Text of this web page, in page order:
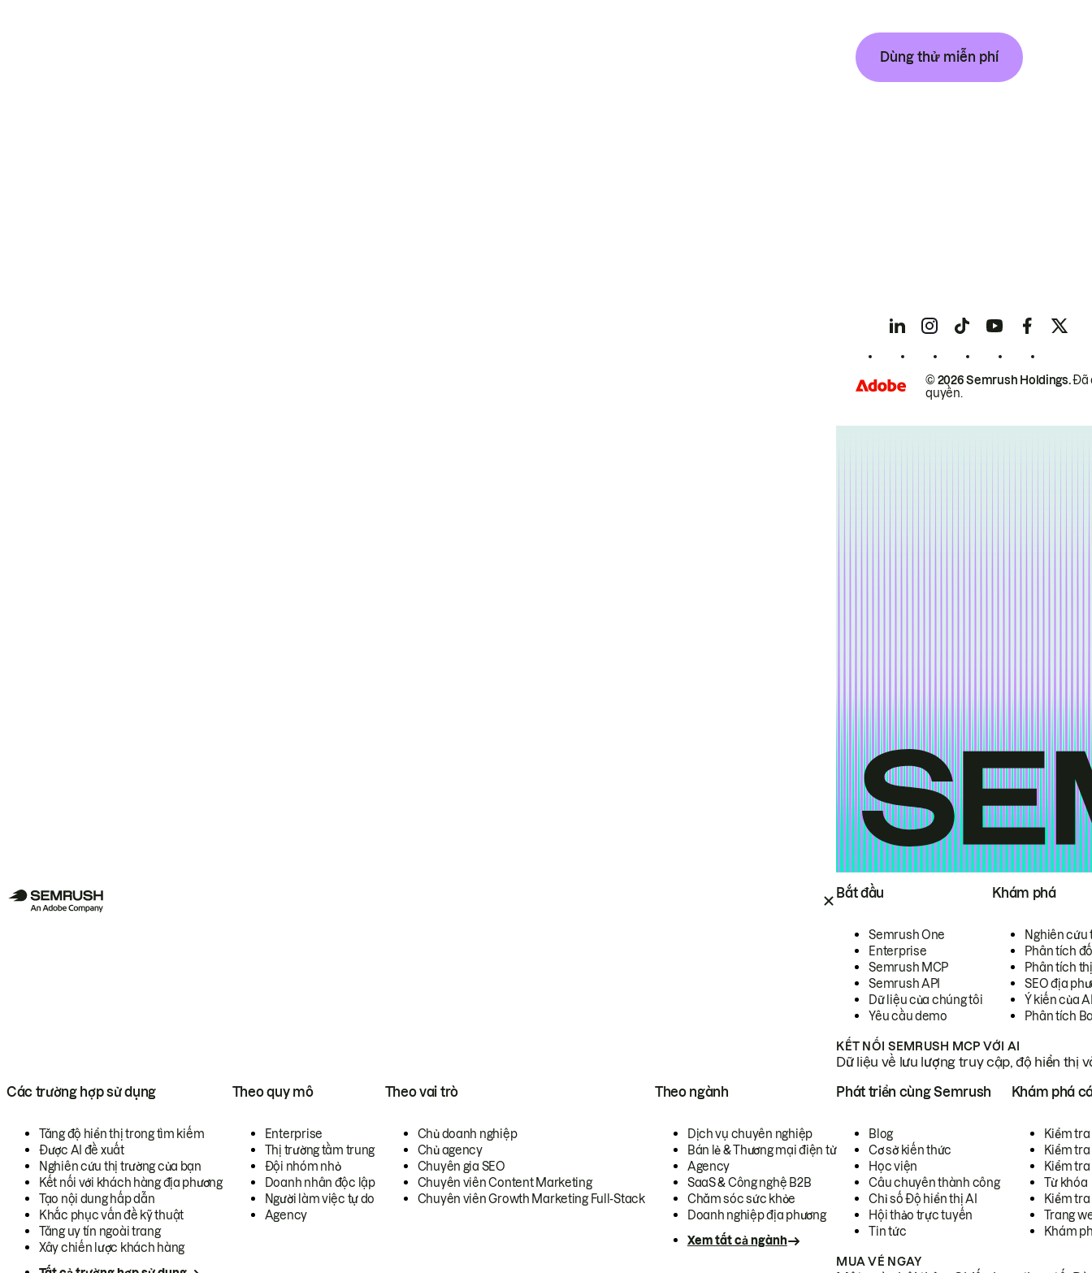
Bắt đầu
Semrush One
Enterprise
Semrush MCP
Semrush API
Dữ liệu của chúng tôi
Yêu cầu demo
Khám phá
Nghiên cứu
Phân tích
Phân tích
SEO địa
Ý kiến của
Phân tích
KẾT NỐI SEMRUSH MCP VỚI AI
Dữ liệu về lưu lượng truy cập, độ hiển thị
Các trường hợp sử dụng
Tăng độ hiển thị trong tìm kiếm
Được AI đề xuất
Nghiên cứu thị trường của bạn
Kết nối với khách hàng địa phương
Tạo nội dung hấp dẫn
Khắc phục vấn đề kỹ thuật
Tăng uy tín ngoài trang
Xây chiến lược khách hàng
Theo quy mô
Enterprise
Thị trường tầm trung
Đội nhóm nhỏ
Doanh nhân độc lập
Người làm việc tự do
Agency
Theo vai trò
Chủ doanh nghiệp
Chủ agency
Chuyên gia SEO
Chuyên viên Content Marketing
Chuyên viên Growth Marketing Full-Stack
Theo ngành
Dịch vụ chuyên nghiệp
Bán lẻ & Thương mại điện tử
Agency
SaaS & Công nghệ B2B
Chăm sóc sức khỏe
Doanh nghiệp địa phương
Xem tất cả ngành
Phát triển cùng Semrush
Blog
Cơ sở kiến thức
Học viện
Câu chuyên thành công
Chỉ số Độ hiển thị AI
Hội thảo trực tuyến
Tin tức
Khám phá
Kiểm
Kiểm tra
Kiểm
Từ khóa
Kiểm
Trang
Khám
MUA VÉ NGAY
Dùng thử miễn phí
© 2026 Semrush Holdings.Đã
quyền.